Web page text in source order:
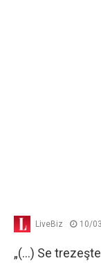
LiveBiz 10/
„(…) Se